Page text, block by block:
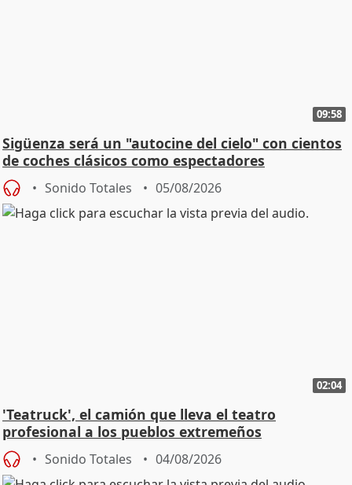
09:58
Sigüenza será un "autocine del cielo" con cientos
de coches clásicos como espectadores
Sonido Totales 05/08/2026
02:04
'Teatruck', el camión que lleva el teatro
profesional a los pueblos extremeños
Sonido Totales 04/08/2026